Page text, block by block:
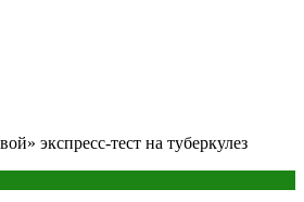
экспресс-тест на туберкулез